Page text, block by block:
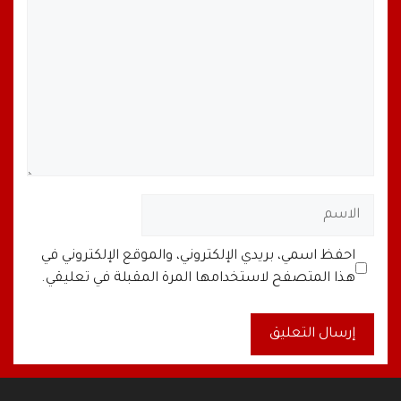
الاسم
البريد
الإلكتروني
الموقع
الإلكتروني
احفظ اسمي، بريدي الإلكتروني، والموقع الإلكتروني في
هذا المتصفح لاستخدامها المرة المقبلة في تعليقي.
A